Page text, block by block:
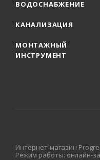
ВОДОСНАБЖЕНИЕ
КАНАЛИЗАЦИЯ
МОНТАЖНЫЙ
ИНСТРУМЕНТ
Интернет-магазин
Режим работы: онлайн-